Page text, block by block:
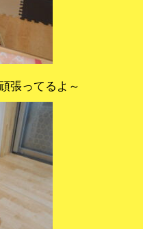
張ってるよ～